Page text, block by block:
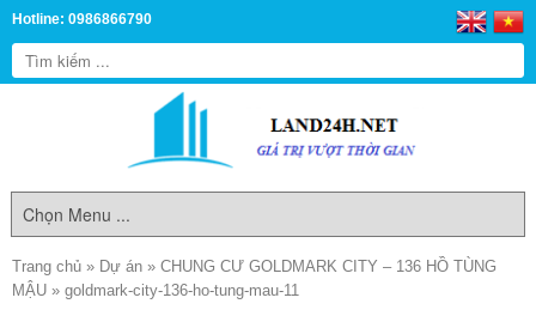
Hotline: 0986866790
Trang chủ » Dự án » CHUNG CƯ GOLDMARK CITY – 136 HỒ TÙNG
MẬU » goldmark-city-136-ho-tung-mau-11